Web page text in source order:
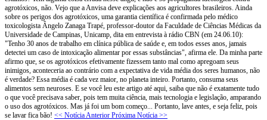
<< Notícia Anterior Próxima Notícia >>